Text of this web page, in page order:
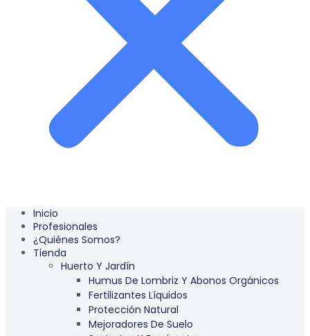
Inicio
Profesionales
¿Quiénes Somos?
Tienda
Huerto Y Jardín
Humus De Lombriz Y Abonos Orgánicos
Fertilizantes Líquidos
Protección Natural
Mejoradores De Suelo